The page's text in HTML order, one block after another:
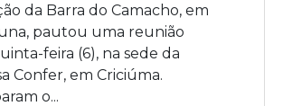
da Barra do Camacho, em
pautou uma reunião
feira (6), na sede da
Confer, em Criciúma.
o...